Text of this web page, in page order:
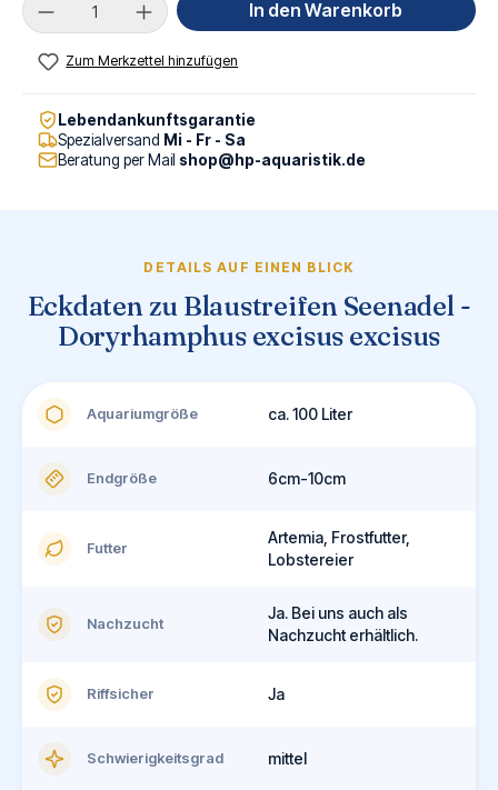
In den Warenkorb
Zum Merkzettel hinzufügen
Lebendankunftsgarantie
Spezialversand Mi - Fr - Sa
Beratung per Mail shop@hp-aquaristik.de
DETAILS AUF EINEN BLICK
Eckdaten zu Blaustreifen Seenadel -
Doryrhamphus excisus excisus
Aquariumgröße ca. 100 Liter
Endgröße 6cm-10cm
Futter
Artemia, Frostfutter,
Lobstereier
Nachzucht
Ja. Bei uns auch als
Nachzucht erhältlich.
Riffsicher Ja
Schwierigkeitsgrad mittel